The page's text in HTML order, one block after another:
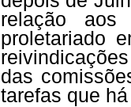
relação
proletariado
das
tarefas que